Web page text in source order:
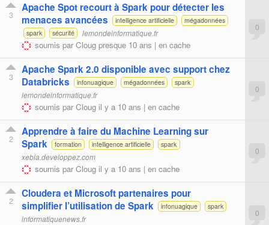
3
Apache Spot recourt à Spark pour détecter les
menaces avancées
intelligence artificielle
mégadonnées
spark
sécurité lemondeinformatique.fr
soumis parCloug presque 10 ans | en cache
0
3
Apache Spark 2.0 disponible avec support chez
Databricks
infonuagique mégadonnées spark
lemondeinformatique.fr
soumis parCloug il y a 10 ans | en cache
0
2
Apprendre à faire du Machine Learning sur
Spark
formation intelligence artificielle spark
xebia.developpez.com
soumis parCloug il y a 10 ans | en cache
0
2
Cloudera et Microsoft partenaires pour
simplifier l’utilisation de Spark
infonuagique spark
informatiquenews.fr
0